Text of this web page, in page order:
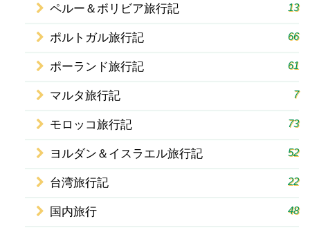
ペルー＆ボリビア旅行記 13
ポルトガル旅行記 66
ポーランド旅行記 61
マルタ旅行記 7
モロッコ旅行記 73
ヨルダン＆イスラエル旅行記 52
台湾旅行記 22
国内旅行 48